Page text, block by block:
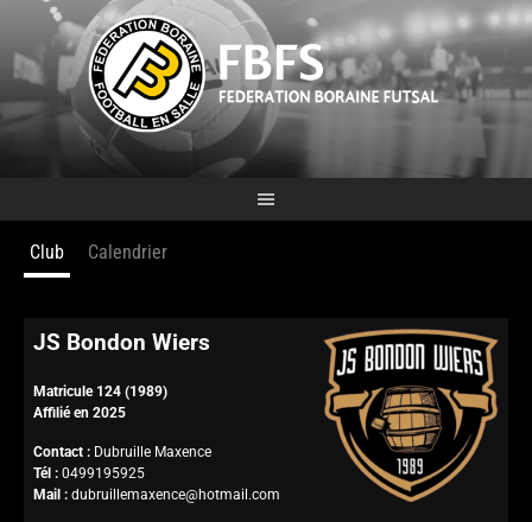
Club Calendrier
JS Bondon Wiers
Matricule 124 (1989)
Affilié en 2025
Contact :Dubruille Maxence
Tél : 0499195925
Mail : dubruillemaxence@hotmail.com